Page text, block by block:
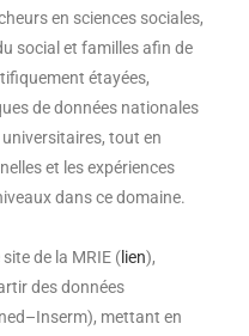
en sciences sociales,
social et familles afin de
étayées,
de données nationales
tout en
et les expériences
dans ce domaine.
de la MRIE ( lien),
des données
mettant en